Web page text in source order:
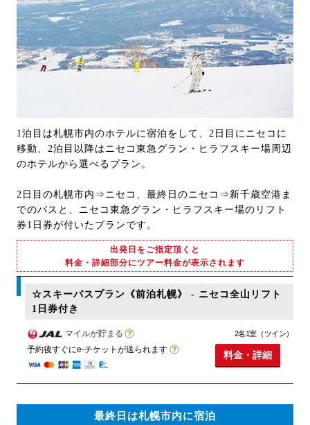
1泊目は札幌市内のホテルに宿泊をして、2日目にニセコに
移動、2泊目以降はニセコ東急グラン・ヒラフスキー場周辺
のホテルから選べるプラン。
2日目の札幌市内⇒ニセコ、最終日のニセコ⇒新千歳空港ま
でのバスと、ニセコ東急グラン・ヒラフスキー場のリフト
券1日券が付いたプランです。
出発日をご指定頂くと
料金・詳細部分にツアー料金が表示されます
☆スキーバスプラン《前泊札幌》 - ニセコ全山リフト
1日券付き
マイルが貯まる
予約後すぐにe-チケットが送られます
2名1室（ツイン）
料金・詳細
最終日は札幌市内に宿泊